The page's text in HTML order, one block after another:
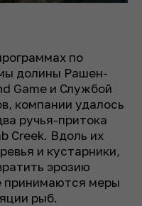
по
долины Рашен-
Game и Службой
компании удалось
ручья-притока
Creek. Вдоль их
и кустарники,
эрозию
принимаются меры
рыб.